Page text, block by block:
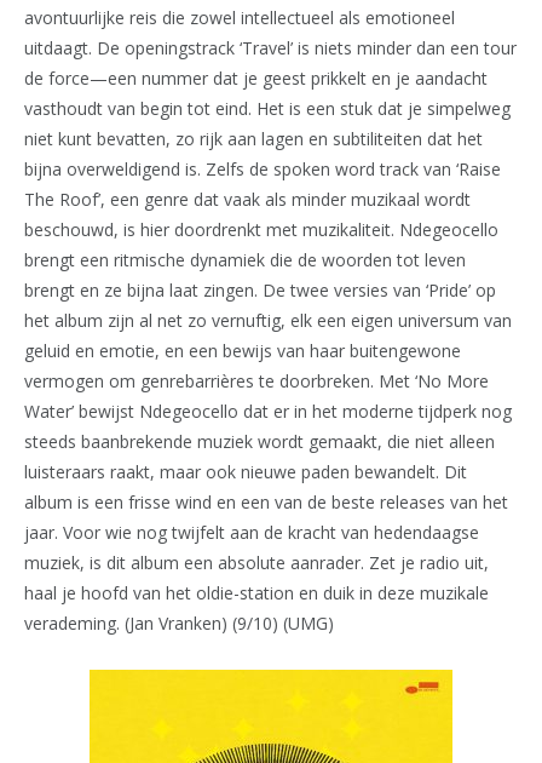
avontuurlijke reis die zowel intellectueel als emotioneel
uitdaagt. De openingstrack ‘Travel’ is niets minder dan een tour
de force—een nummer dat je geest prikkelt en je aandacht
vasthoudt van begin tot eind. Het is een stuk dat je simpelweg
niet kunt bevatten, zo rijk aan lagen en subtiliteiten dat het
bijna overweldigend is. Zelfs de spoken word track van ‘Raise
The Roof’, een genre dat vaak als minder muzikaal wordt
beschouwd, is hier doordrenkt met muzikaliteit. Ndegeocello
brengt een ritmische dynamiek die de woorden tot leven
brengt en ze bijna laat zingen. De twee versies van ‘Pride’ op
het album zijn al net zo vernuftig, elk een eigen universum van
geluid en emotie, en een bewijs van haar buitengewone
vermogen om genrebarrières te doorbreken. Met ‘No More
Water’ bewijst Ndegeocello dat er in het moderne tijdperk nog
steeds baanbrekende muziek wordt gemaakt, die niet alleen
luisteraars raakt, maar ook nieuwe paden bewandelt. Dit
album is een frisse wind en een van de beste releases van het
jaar. Voor wie nog twijfelt aan de kracht van hedendaagse
muziek, is dit album een absolute aanrader. Zet je radio uit,
haal je hoofd van het oldie-station en duik in deze muzikale
verademing. (Jan Vranken) (9/10) (UMG)